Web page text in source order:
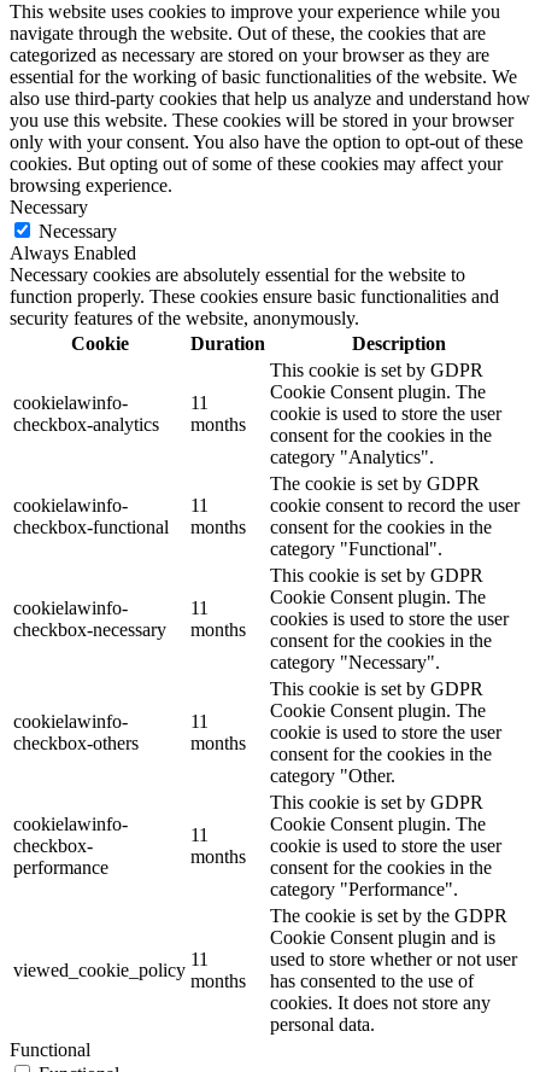
This website uses cookies to improve your experience while you
navigate through the website. Out of these, the cookies that are
categorized as necessary are stored on your browser as they are
essential for the working of basic functionalities of the website. We
also use third-party cookies that help us analyze and understand how
you use this website. These cookies will be stored in your browser
only with your consent. You also have the option to opt-out of these
cookies. But opting out of some of these cookies may affect your
browsing experience.
Necessary
Necessary
Always Enabled
Necessary cookies are absolutely essential for the website to
function properly. These cookies ensure basic functionalities and
security features of the website, anonymously.
Cookie
Duration Description
cookielawinfo-
checkbox-analytics
11
months
This cookie is set by GDPR
Cookie Consent plugin. The
cookie is used to store the user
consent for the cookies in the
category "Analytics".
cookielawinfo-
checkbox-functional
11
months
The cookie is set by GDPR
cookie consent to record the user
consent for the cookies in the
category "Functional".
cookielawinfo-
checkbox-necessary
11
months
This cookie is set by GDPR
Cookie Consent plugin. The
cookies is used to store the user
consent for the cookies in the
category "Necessary".
cookielawinfo-
checkbox-others
11
months
This cookie is set by GDPR
Cookie Consent plugin. The
cookie is used to store the user
consent for the cookies in the
category "Other.
cookielawinfo-
checkbox-
performance
11
months
This cookie is set by GDPR
Cookie Consent plugin. The
cookie is used to store the user
consent for the cookies in the
category "Performance".
viewed_cookie_policy
11
months
The cookie is set by the GDPR
Cookie Consent plugin and is
used to store whether or not user
has consented to the use of
cookies. It does not store any
personal data.
Functional